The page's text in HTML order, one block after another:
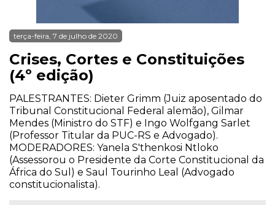
terça-feira, 7 de julho de 2020
Crises, Cortes e Constituições
(4º edição)
PALESTRANTES: Dieter Grimm (Juiz aposentado do
Tribunal Constitucional Federal alemão), Gilmar
Mendes (Ministro do STF) e Ingo Wolfgang Sarlet
(Professor Titular da PUC-RS e Advogado).
MODERADORES: Yanela S'thenkosi Ntloko
(Assessorou o Presidente da Corte Constitucional da
África do Sul) e Saul Tourinho Leal (Advogado
constitucionalista).